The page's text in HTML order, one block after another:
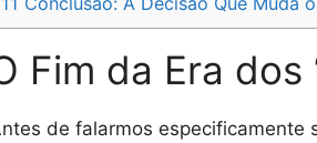
Fim da Era dos
de falarmos especificamente